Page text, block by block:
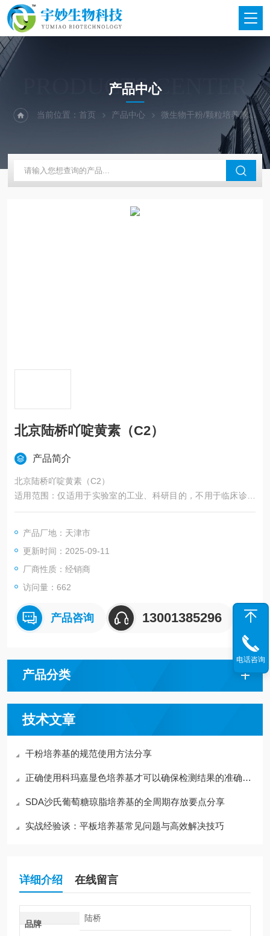
PRODUCTS CENTER
产品中心
当前位置：首页 产品中心 微生物干粉/颗粒培养基
北京陆桥吖啶黄素（C2）
产品简介
北京陆桥吖啶黄素（C2）
适用范围：仅适用于实验室的工业、科研目的，不用于临床诊断
或治疗。
产品厂地：天津市
更新时间：2025-09-11
厂商性质：经销商
访问量：662
产品咨询 13001385296
产品分类
技术文章
干粉培养基的规范使用方法分享
正确使用科玛嘉显色培养基才可以确保检测结果的准确性和可重复性
SDA沙氏葡萄糖琼脂培养基的全周期存放要点分享
实战经验谈：平板培养基常见问题与高效解决技巧
详细介绍 在线留言
品牌
陆桥
电话咨询